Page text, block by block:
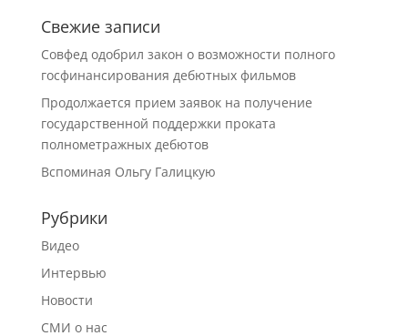
Свежие записи
Совфед одобрил закон о возможности полного
госфинансирования дебютных фильмов
Продолжается прием заявок на получение
государственной поддержки проката
полнометражных дебютов
Вспоминая Ольгу Галицкую
Рубрики
Видео
Интервью
Новости
СМИ о нас